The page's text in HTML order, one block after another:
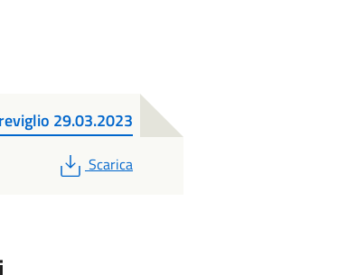
29.03.2023
PDF
Scarica